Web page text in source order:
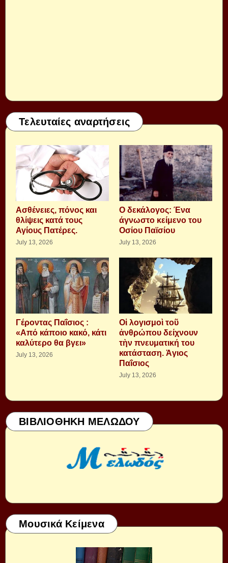
Τελευταίες αναρτήσεις
Aσθένειες, πόνος και
θλίψεις κατά τους
Αγίους Πατέρες.
July 13, 2026
Ο δεκάλογος: Ένα
άγνωστο κείμενο του
Οσίου Παϊσίου
July 13, 2026
Γέροντας Παΐσιος :
«Από κάποιο κακό, κάτι
καλύτερο θα βγει»
July 13, 2026
Οἱ λογισμοὶ τοῦ
ἀνθρώπου δείχνουν
τὴν πνευματική του
κατάσταση. Ἁγιος
Παΐσιος
July 13, 2026
ΒΙΒΛΙΟΘΗΚΗ ΜΕΛΩΔΟΥ
Μουσικά Κείμενα